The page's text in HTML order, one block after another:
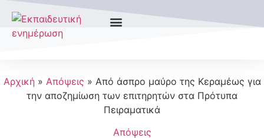
Αρχική» Απόψεις » Από άσπρο μαύρο της Κεραμέως για
την αποζημίωση των επιτηρητών στα Πρότυπα
Πειραματικά
Απόψεις